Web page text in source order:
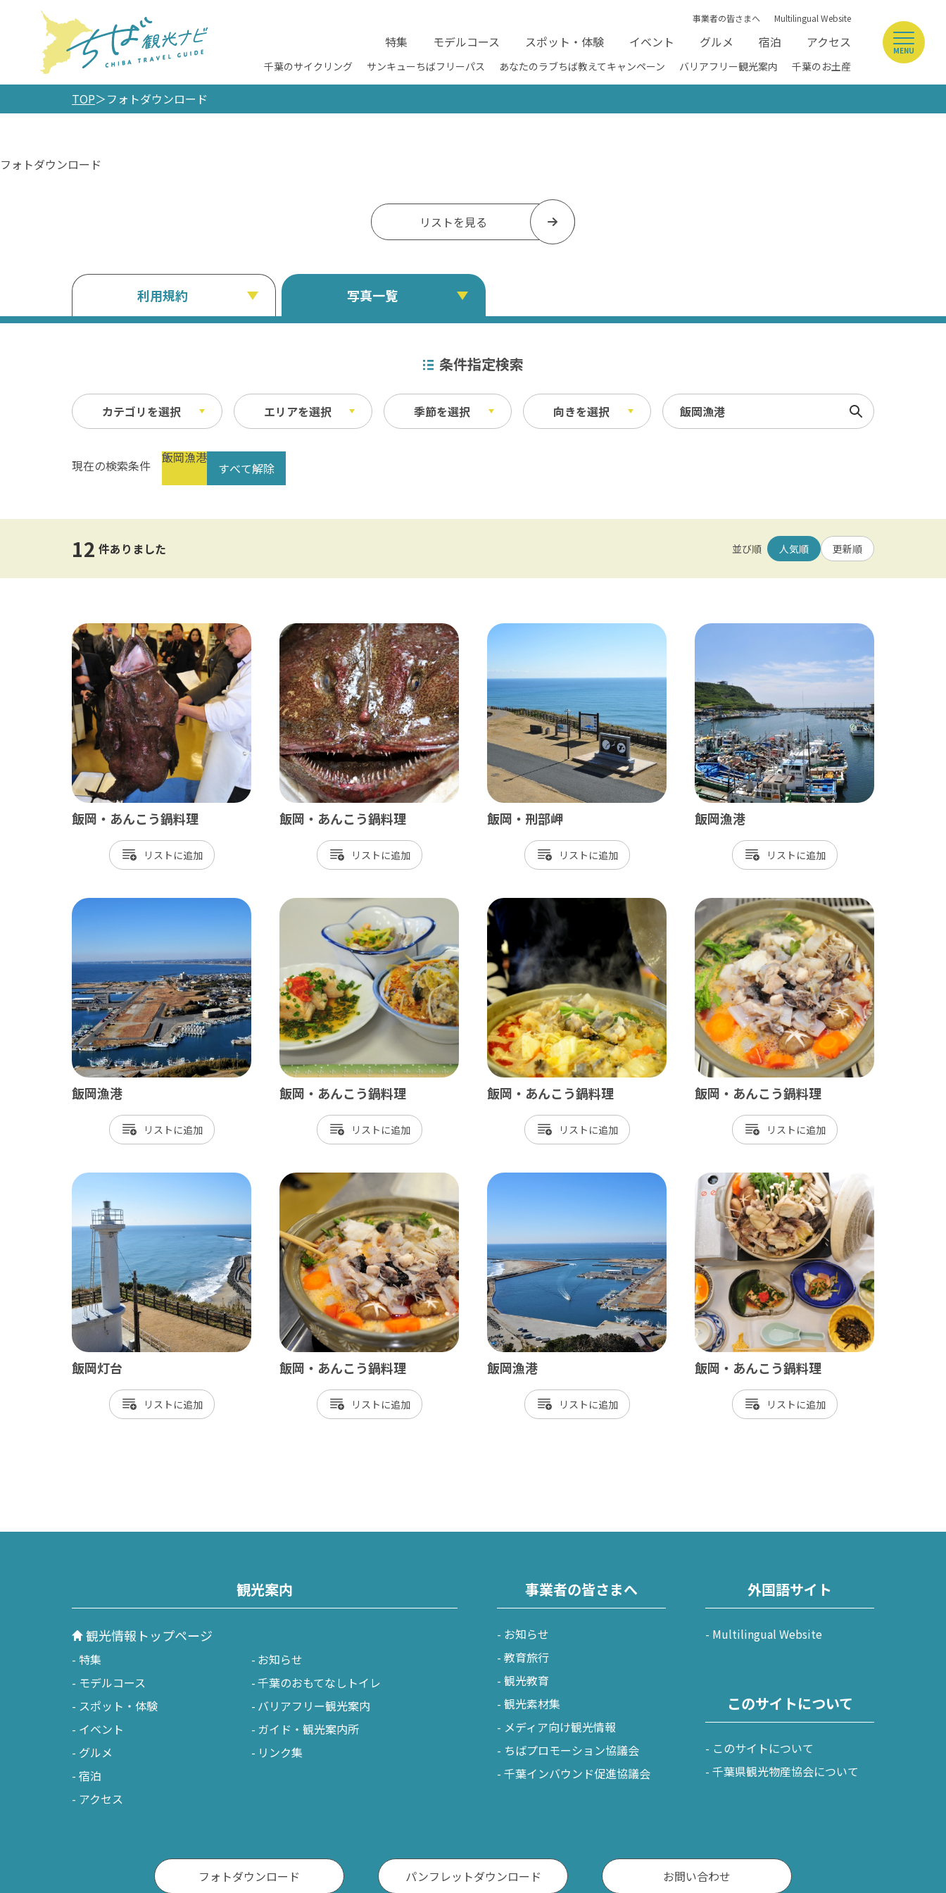
事業者の皆さまへ Multilingual Website
特集 モデルコース スポット・体験 イベント グルメ 宿泊 アクセス
千葉のサイクリング サンキューちばフリーパス あなたのラブちば教えてキャンペーン バリアフリー観光案内 千葉のお土産
MENU
TOP フォトダウンロード
フォトダウンロード
リストを見る
利用規約 写真一覧
条件指定検索
カテゴリを選択 エリアを選択 季節を選択 向きを選択 検索
祭り・イベント
公共の施設
北総
小江戸佐原 / 佐倉ふるさと広場 / 成田山新勝寺 / 銚子（犬吠埼）
九十九里
九十九里浜 / 釣ヶ崎海岸（サーフィン） / 白子温泉 / 茂原 / 御宿
南房総
大山千枚田 / 鴨川シーワールド / 勝浦 / 岡本桟橋 / 館山 / いすみ鉄道
木更津 / 海ほたるPA / 東京ドイツ村 / 富津 / 鋸山 / マザー牧場 / 小湊鐡道
ベイエリア
千葉市
市川市
船橋市
習志野市
八千代市
浦安市
松戸市
野田市
柏市
流山市
我孫子市
鎌ケ谷市
北総
銚子市
成田市
佐倉市
八街市
印西市
白井市
栄町
神崎町
多古町
東庄町
芝山町
九十九里
茂原市
東金市
旭市
匝瑳市
山武市
大網白里市
横芝光町
一宮町
長生村
白子町
長柄町
長南町
南房総
鋸南町
かずさ・臨海
春
縦
現在の検索条件 飯岡漁港
すべて解除
12 件ありました 並び順 人気順 更新順
飯岡・あんこう鍋料理
リスト
飯岡・あんこう鍋料理
リスト
飯岡・刑部岬
リスト
飯岡漁港
リスト
飯岡漁港
リスト
飯岡・あんこう鍋料理
リスト
飯岡・あんこう鍋料理
リスト
飯岡・あんこう鍋料理
リスト
飯岡灯台
リスト
飯岡・あんこう鍋料理
リスト
飯岡漁港
リスト
飯岡・あんこう鍋料理
リスト
観光案内
観光情報トップページ
特集
モデルコース
スポット・体験
イベント
グルメ
宿泊
アクセス
お知らせ
千葉のおもてなしトイレ
バリアフリー観光案内
ガイド・観光案内所
リンク集
事業者の皆さまへ
お知らせ
教育旅行
観光教育
観光素材集
メディア向け観光情報
ちばプロモーション協議会
千葉インバウンド促進協議会
外国語サイト
Multilingual Website
このサイトについて
このサイトについて
千葉県観光物産協会について
フォトダウンロード パンフレットダウンロード お問い合わせ